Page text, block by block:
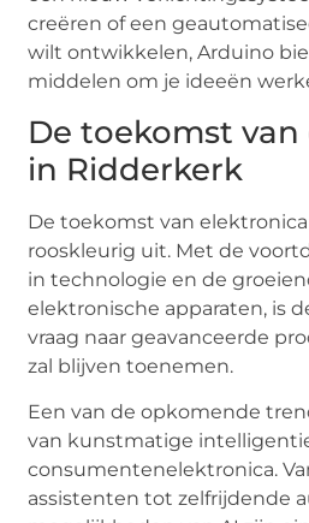
creëren of een
wilt ontwikkelen, Arduino
middelen om je ideeën
De toekomst
in Ridderkerk
De toekomst van
rooskleurig uit. Met de
in technologie en de
elektronische apparaten, is
vraag naar geavanceerde
zal blijven toenemen.
Een van de opkomende
van kunstmatige
consumentenelektronica.
assistenten tot zelfrijdende